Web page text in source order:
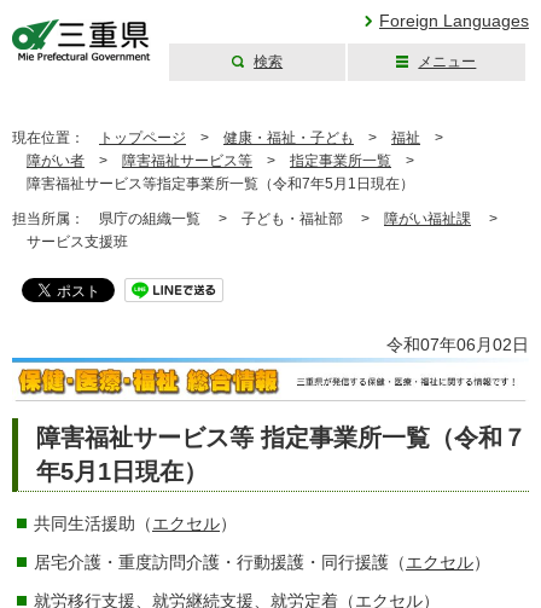
Foreign Languages
検索 メニュー
現在位置： トップページ > 健康・福祉・子ども > 福祉 >
障がい者 > 障害福祉サービス等 > 指定事業所一覧 >
障害福祉サービス等指定事業所一覧（令和7年5月1日現在）
担当所属： 県庁の組織一覧 > 子ども・福祉部 > 障がい福祉課 >
サービス支援班
令和07年06月02日
障害福祉サービス等 指定事業所一覧（令和７
年5月1日現在）
共同生活援助（エクセル）
居宅介護・重度訪問介護・行動援護・同行援護（エクセル）
就労移行支援、就労継続支援、就労定着（エクセル）